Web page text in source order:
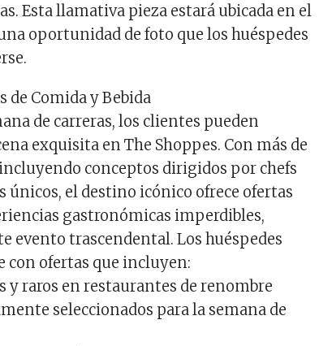
Esta llamativa pieza estará ubicada en el
oportunidad de foto que los huéspedes
de Comida y Bebida
de carreras, los clientes pueden
exquisita en The Shoppes. Con más de
conceptos dirigidos por chefs
únicos, el destino icónico ofrece ofertas
gastronómicas imperdibles,
evento trascendental. Los huéspedes
con ofertas que incluyen:
y raros en restaurantes de renombre
seleccionados para la semana de